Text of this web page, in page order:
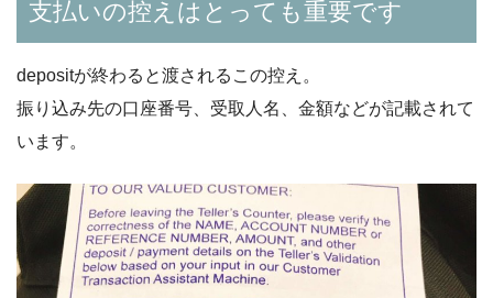
支払いの控えはとっても重要です
depositが終わると渡されるこの控え。
振り込み先の口座番号、受取人名、金額などが記載されて
います。